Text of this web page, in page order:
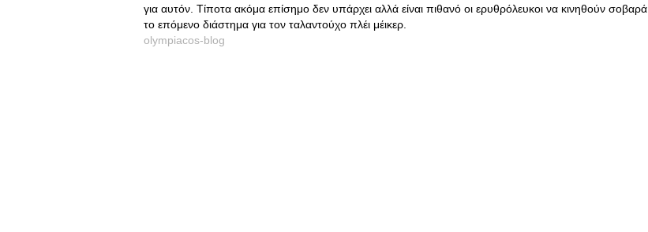
για αυτόν. Τίποτα ακόμα επίσημο δεν υπάρχει αλλά είναι πιθανό οι ερυθρόλευκοι να κινηθούν σοβαρά
το επόμενο διάστημα για τον ταλαντούχο πλέι μέικερ.
olympiacos-blog